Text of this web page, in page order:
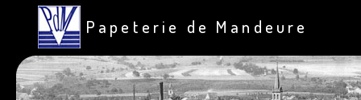
Papeterie de Mandeure